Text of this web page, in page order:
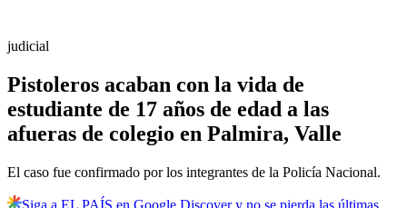
judicial
Pistoleros acaban con la vida de
estudiante de 17 años de edad a las
afueras de colegio en Palmira, Valle
El caso fue confirmado por los integrantes de la Policía Nacional.